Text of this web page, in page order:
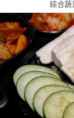
綜合蔬